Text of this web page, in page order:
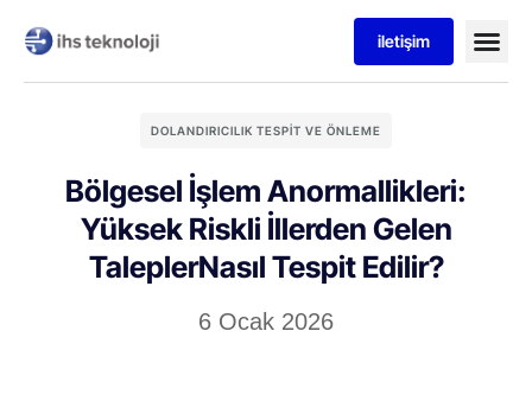
iletişim
DOLANDIRICILIK TESPIT VE ÖNLEME
Bölgesel İşlem Anormallikleri:
Yüksek Riskli İllerden Gelen
TaleplerNasıl Tespit Edilir?
6 Ocak 2026